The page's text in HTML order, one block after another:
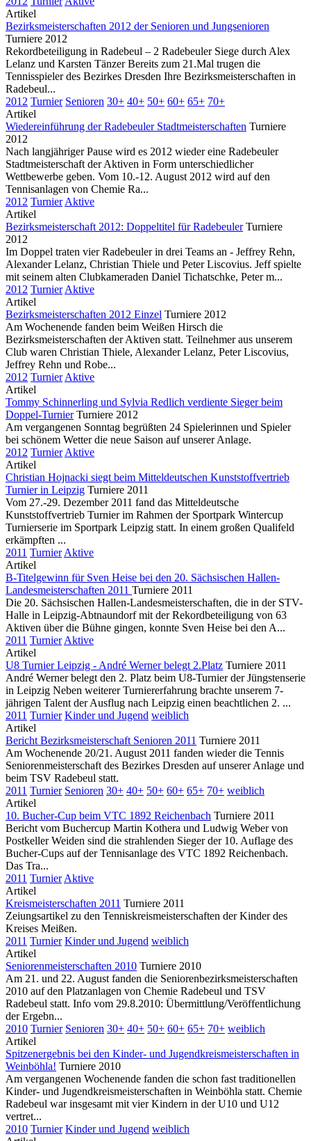
Artikel
Bezirksmeisterschaften 2012 der Senioren und Jungsenioren
Turniere 2012
Rekordbeteiligung in Radebeul – 2 Radebeuler Siege durch Alex
Lelanz und Karsten Tänzer Bereits zum 21.Mal trugen die
Tennisspieler des Bezirkes Dresden Ihre Bezirksmeisterschaften in
Radebeul...
2012 Turnier Senioren 30+ 40+ 50+ 60+ 65+ 70+
Artikel
Wiedereinführung der Radebeuler Stadtmeisterschaften Turniere
2012
Nach langjähriger Pause wird es 2012 wieder eine Radebeuler
Stadtmeisterschaft der Aktiven in Form unterschiedlicher
Wettbewerbe geben. Vom 10.-12. August 2012 wird auf den
Tennisanlagen von Chemie Ra...
2012 Turnier Aktive
Artikel
Bezirksmeisterschaft 2012: Doppeltitel für Radebeuler Turniere
2012
Im Doppel traten vier Radebeuler in drei Teams an - Jeffrey Rehn,
Alexander Lelanz, Christian Thiele und Peter Liscovius. Jeff spielte
mit seinem alten Clubkameraden Daniel Tichatschke, Peter m...
2012 Turnier Aktive
Artikel
Bezirksmeisterschaften 2012 Einzel Turniere 2012
Am Wochenende fanden beim Weißen Hirsch die
Bezirksmeisterschaften der Aktiven statt. Teilnehmer aus unserem
Club waren Christian Thiele, Alexander Lelanz, Peter Liscovius,
Jeffrey Rehn und Robe...
2012 Turnier Aktive
Artikel
Tommy Schinnerling und Sylvia Redlich verdiente Sieger beim
Doppel-Turnier Turniere 2012
Am vergangenen Sonntag begrüßten 24 Spielerinnen und Spieler
bei schönem Wetter die neue Saison auf unserer Anlage.
2012 Turnier Aktive
Artikel
Christian Hojnacki siegt beim Mitteldeutschen Kunststoffvertrieb
Turnier in Leipzig Turniere 2011
Vom 27.-29. Dezember 2011 fand das Mitteldeutsche
Kunststoffvertrieb Turnier im Rahmen der Sportpark Wintercup
Turnierserie im Sportpark Leipzig statt. In einem großen Qualifeld
erkämpften ...
2011 Turnier Aktive
Artikel
B-Titelgewinn für Sven Heise bei den 20. Sächsischen Hallen-
Landesmeisterschaften 2011 Turniere 2011
Die 20. Sächsischen Hallen-Landesmeisterschaften, die in der STV-
Halle in Leipzig-Abtnaundorf mit der Rekordbeteiligung von 63
Aktiven über die Bühne gingen, konnte Sven Heise bei den A...
2011 Turnier Aktive
Artikel
U8 Turnier Leipzig - André Werner belegt 2.Platz Turniere 2011
André Werner belegt den 2. Platz beim U8-Turnier der Jüngstenserie
in Leipzig Neben weiterer Turniererfahrung brachte unserem 7-
jährigen Talent der Ausflug nach Leipzig einen beachtlichen 2. ...
2011 Turnier Kinder und Jugend weiblich
Artikel
Bericht Bezirksmeisterschaft Senioren 2011 Turniere 2011
Am Wochenende 20/21. August 2011 fanden wieder die Tennis
Seniorenmeisterschaft des Bezirkes Dresden auf unserer Anlage und
beim TSV Radebeul statt.
2011 Turnier Senioren 30+ 40+ 50+ 60+ 65+ 70+ weiblich
Artikel
10. Bucher-Cup beim VTC 1892 Reichenbach Turniere 2011
Bericht vom Buchercup Martin Kothera und Ludwig Weber von
Postkeller Weiden sind die strahlenden Sieger der 10. Auflage des
Bucher-Cups auf der Tennisanlage des VTC 1892 Reichenbach.
Das Tra...
2011 Turnier Aktive
Artikel
Kreismeisterschaften 2011 Turniere 2011
Zeiungsartikel zu den Tenniskreismeisterschaften der Kinder des
Kreises Meißen.
2011 Turnier Kinder und Jugend weiblich
Artikel
Seniorenmeisterschaften 2010 Turniere 2010
Am 21. und 22. August fanden die Seniorenbezirksmeisterschaften
2010 auf den Platzanlagen von Chemie Radebeul und TSV
Radebeul statt. Info vom 29.8.2010: Übermittlung/Veröffentlichung
der Ergebn...
2010 Turnier Senioren 30+ 40+ 50+ 60+ 65+ 70+ weiblich
Artikel
Spitzenergebnis bei den Kinder- und Jugendkreismeisterschaften in
Weinböhla! Turniere 2010
Am vergangenen Wochenende fanden die schon fast traditionellen
Kinder- und Jugendkreismeisterschaften in Weinböhla statt. Chemie
Radebeul war insgesamt mit vier Kindern in der U10 und U12
vertret...
2010 Turnier Kinder und Jugend weiblich